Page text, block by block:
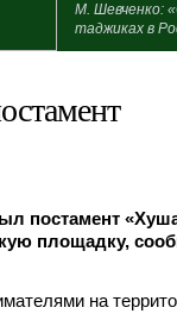
М. Шевченко:
таджиках в
постамент
площадку,
на